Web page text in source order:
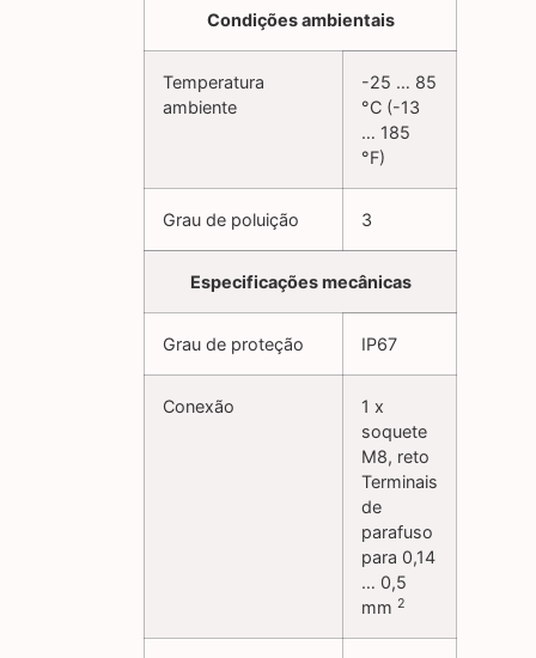
Condições ambientais
Temperatura
ambiente
-25 … 85
°C (-13
… 185
°F)
Grau de poluição 3
Especificações mecânicas
Grau de proteção IP67
Conexão
1 x
soquete
M8, reto
Terminais
de
parafuso
para 0,14
… 0,5
mm 2